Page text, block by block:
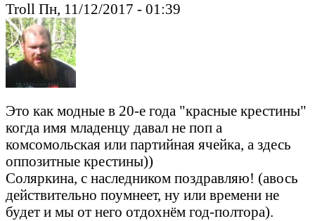
Troll Пн, 11/12/2017 - 01:39
Это как модные в 20-е года "красные крестины"
когда имя младенцу давал не поп а
комсомольская или партийная ячейка, а здесь
оппозитные крестины))
Соляркина, с наследником поздравляю! (авось
действительно поумнеет, ну или времени не
будет и мы от него отдохнём год-полтора).